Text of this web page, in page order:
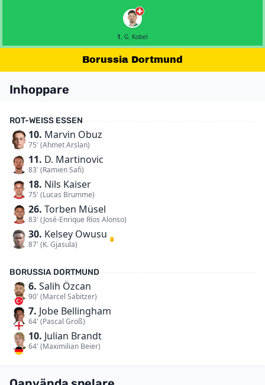
1. G. Kobel
Borussia Dortmund
Inhoppare
ROT-WEISS ESSEN
10. Marvin Obuz
75' (Ahmet Arslan)
11. D. Martinovic
83' (Ramien Safi)
18. Nils Kaiser
75' (Lucas Brumme)
26. Torben Müsel
83' (José-Enrique Ríos Alonso)
30. Kelsey Owusu
87' (K. Gjasula)
BORUSSIA DORTMUND
6. Salih Özcan
90' (Marcel Sabitzer)
7. Jobe Bellingham
64' (Pascal Groß)
10. Julian Brandt
64' (Maximilian Beier)